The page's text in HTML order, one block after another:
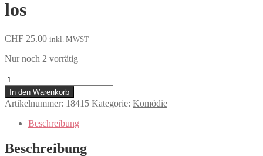
los
CHF 25.00 inkl. MWST
Nur noch 2 vorrätig
In
der
Hölle
ist
los
Menge
In den Warenkorb
Artikelnummer: 18415 Kategorie: Komödie
Beschreibung
Beschreibung